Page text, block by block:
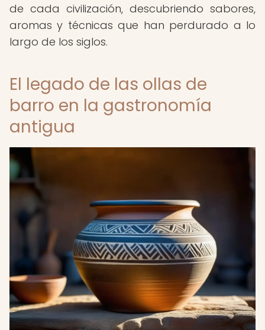
de cada civilización, descubriendo sabores,
aromas y técnicas que han perdurado a lo
largo de los siglos.
El legado de las ollas de
barro en la gastronomía
antigua